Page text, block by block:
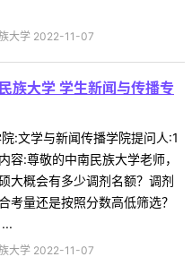
大学 2022-11-07
族大学 学生新闻与传播专
:文学与新闻传播学院提问人:1
:尊敬的中南民族大学老师，
大概会有多少调剂名额？调剂
考量还是按照分数高低筛选？
大学 2022-11-07